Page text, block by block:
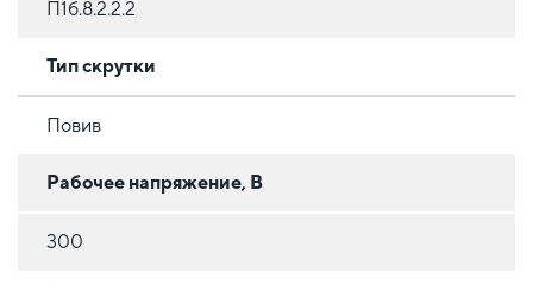
П1б.8.2.2.2
Тип скрутки
Повив
Рабочее напряжение, В
300